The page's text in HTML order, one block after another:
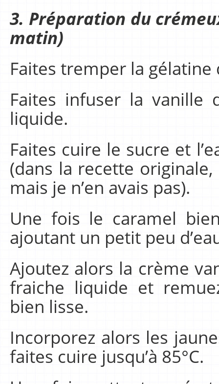
3. Préparation du
matin)
Faites tremper la gélatine
Faites infuser la vanille
liquide.
Faites cuire le sucre et
(dans la recette
mais je n’en avais pas).
Une fois le caramel
ajoutant un petit peu
Ajoutez alors la crème
fraiche liquide et
bien lisse.
Incorporez alors les
faites cuire jusqu’à 85°C.